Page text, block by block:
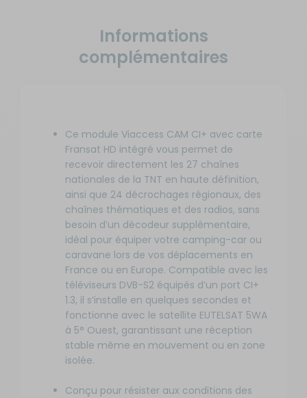
Informations
complémentaires
Ce module Viaccess CAM CI+ avec carte
Fransat HD intégré vous permet de
recevoir directement les 27 chaînes
nationales de la TNT en haute définition,
ainsi que 24 décrochages régionaux, des
chaînes thématiques et des radios, sans
besoin d’un décodeur supplémentaire,
idéal pour équiper votre camping-car ou
caravane lors de vos déplacements en
France ou en Europe. Compatible avec les
téléviseurs DVB-S2 équipés d’un port CI+
1.3, il s’installe en quelques secondes et
fonctionne avec le satellite EUTELSAT 5WA
à 5° Ouest, garantissant une réception
stable même en mouvement ou en zone
isolée.
Conçu pour résister aux conditions des